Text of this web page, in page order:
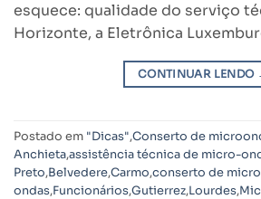
esquece: qualidade do serviço
Horizonte, a Eletrônica
CONTINUAR LENDO
Postado em "Dicas",Conserto de
Anchieta,assistência técnica de micro-
Preto,Belvedere,Carmo,conserto de
ondas,Funcionários,Gutierrez,Lourdes,